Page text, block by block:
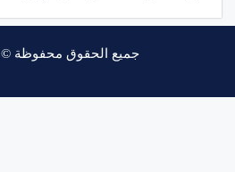
جميع الحقوق محفوظة © Alabir 2025